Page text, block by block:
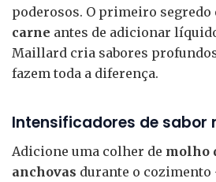
poderosos. O primeiro segredo
carne antes de adicionar
Maillard cria sabores
fazem toda a diferença.
Intensificadores de sabor
Adicione uma colher de molho
anchovas durante o cozimento